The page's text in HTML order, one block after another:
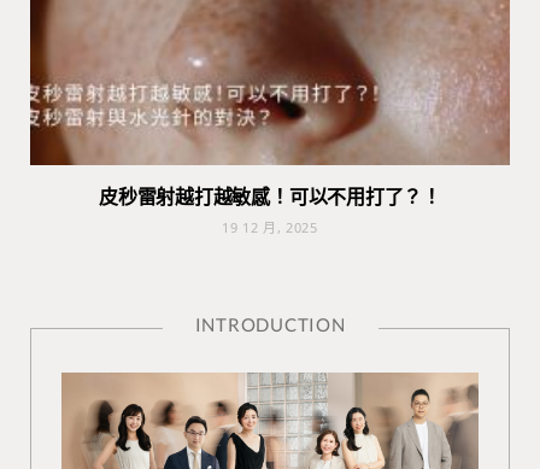
皮秒雷射越打越敏感！可以不用打了？！
19 12 月, 2025
INTRODUCTION